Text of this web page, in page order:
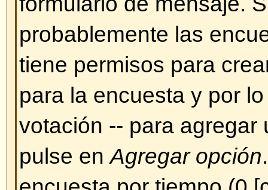
herramienta que permita subir
ende, Ud. debe hacer un
que quiere que se muestre, por
http://www.unsitio.com/
hacer enlaces a imágenes que
propio PC (a menos que su PC
WEB con acceso desde
imágenes que se encuentren